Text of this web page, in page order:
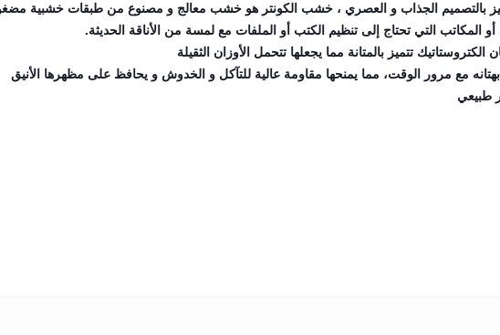
بالتصميم الجذاب و العصري ، خشب الكونتر هو خشب معالج و مصنوع من طبقات خشبية
المكاتب التي تحتاج إلى تنظيم الكتب أو الملفات مع لمسة من الأناقة الحديثة.
تتميز بالمتانة مما يجعلها تتحمل الأوزان الثقيلة
بهتانه مع مرور الوقت، مما يمنحها مقاومة عالية للتآكل و الخدوش و يحافظ على مظهرها الأنيق
طبيعي